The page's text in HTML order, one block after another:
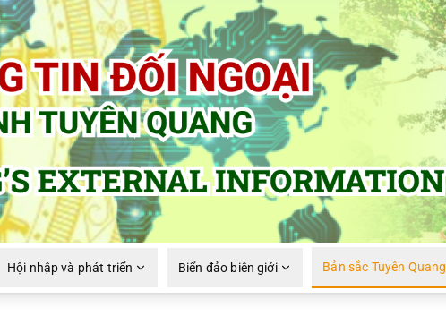
Hội nhập và phát triển Biển đảo biên giới Bản sắc Tuyên Quang